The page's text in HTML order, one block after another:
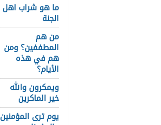
ما هو شراب اهل
الجنة
من هم
المطففين؟ ومن
هم في هذه
الأيام؟
ويمكرون والله
خير الماكرين
يوم ترى المؤمنين